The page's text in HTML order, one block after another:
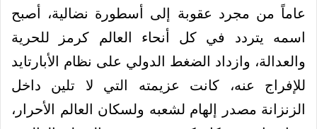
عاماً من مجرد عقوبة إلى أسطورة نضالية، أصبح
اسمه يتردد في كل أنحاء العالم كرمز للحرية
والعدالة، وازداد الضغط الدولي على نظام الأبارتايد
للإفراج عنه، كانت عزيمته التي لا تلين داخل
الزنزانة مصدر إلهام لشعبه ولسكان العالم الأحرار،